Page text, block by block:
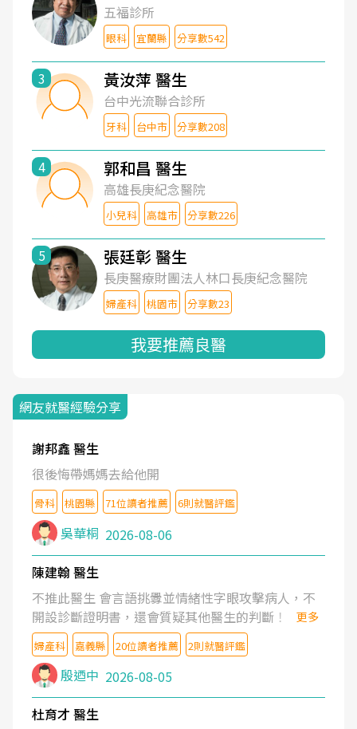
五福診所
眼科 宜蘭縣 分享數542
3 黃汝萍 醫生
台中光流聯合診所
牙科 台中市 分享數208
4 郭和昌 醫生
高雄長庚紀念醫院
小兒科 高雄市 分享數226
5 張廷彰 醫生
長庚醫療財團法人林口長庚紀念醫院
婦產科 桃園市 分享數23
我要推薦良醫
網友就醫經驗分享
謝邦鑫 醫生
很後悔帶媽媽去給他開
骨科 桃園縣 71位讀者推薦 6則就醫評鑑
吳華桐 2026-08-06
陳建翰 醫生
不推此醫生 會言語挑釁並情緒性字眼攻擊病人，不
開設診斷證明書，還會質疑其他醫生的判斷！
更多
婦產科 嘉義縣 20位讀者推薦 2則就醫評鑑
殷迺中 2026-08-05
杜育才 醫生